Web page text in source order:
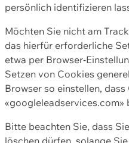
persönlich identifizieren
Möchten Sie nicht am
das hierfür erforderliche
etwa per Browser-
Setzen von Cookies
Browser so einstellen,
«googleleadservices.com»
Bitte beachten Sie, dass